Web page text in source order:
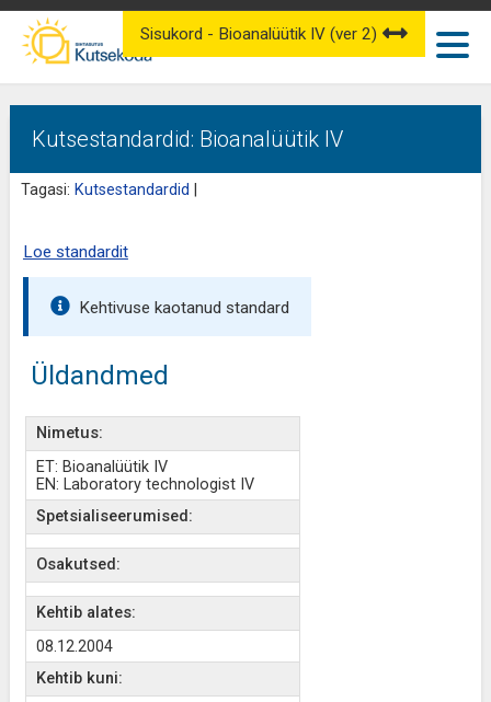
Kutsestandardid: Bioanalüütik IV
Tagasi: Kutsestandardid
Sisukord - Bioanalüütik IV (ver 2)
Loe standardit
Kehtivuse kaotanud standard
Üldandmed
Nimetus:
ET: Bioanalüütik IV
EN: Laboratory technologist IV
Spetsialiseerumised:
Osakutsed:
Kehtib alates:
08.12.2004
Kehtib kuni: